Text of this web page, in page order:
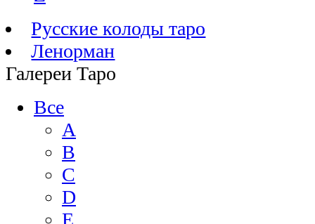
Русские колоды таро
Ленорман
Галереи Таро
Все
A
B
C
D
E